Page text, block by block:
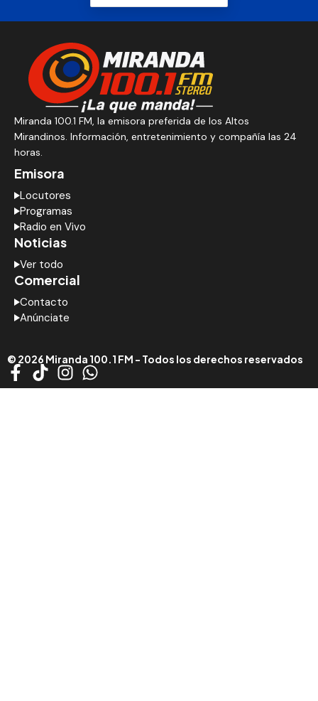
Miranda 100.1 FM, la emisora preferida de los Altos
Mirandinos. Información, entretenimiento y compañía las 24
horas.
Emisora
Locutores
Programas
Radio en Vivo
Noticias
Ver todo
Comercial
Contacto
Anúnciate
© 2026 Miranda 100.1 FM - Todos los derechos reservados